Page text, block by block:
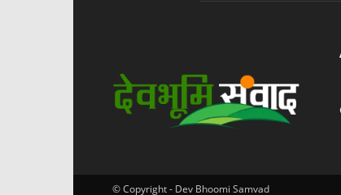
© Copyright - Dev Bhoomi Samvad